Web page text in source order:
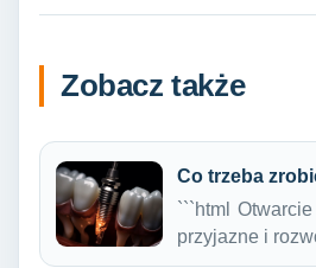
Zobacz także
Co trzeba
```html
przyjazne i